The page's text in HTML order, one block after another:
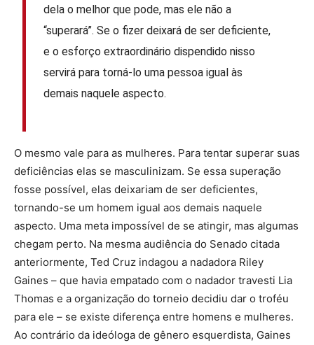
dela o melhor que pode, mas ele não a
“superará”. Se o fizer deixará de ser deficiente,
e o esforço extraordinário dispendido nisso
servirá para torná-lo uma pessoa igual às
demais naquele aspecto.
O mesmo vale para as mulheres. Para tentar superar suas
deficiências elas se masculinizam. Se essa superação
fosse possível, elas deixariam de ser deficientes,
tornando-se um homem igual aos demais naquele
aspecto. Uma meta impossível de se atingir, mas algumas
chegam perto. Na mesma audiência do Senado citada
anteriormente, Ted Cruz indagou a nadadora Riley
Gaines – que havia empatado com o nadador travesti Lia
Thomas e a organização do torneio decidiu dar o troféu
para ele – se existe diferença entre homens e mulheres.
Ao contrário da ideóloga de gênero esquerdista, Gaines